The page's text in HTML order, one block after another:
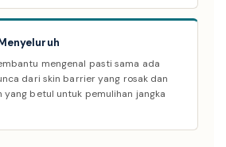
mengenal pasti sama ada
dari skin barrier yang rosak dan
betul untuk pemulihan jangka